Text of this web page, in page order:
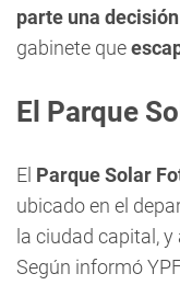
parte una decisión
gabinete que
El Parque
El Parque Solar
ubicado en el
la ciudad capital,
Según informó